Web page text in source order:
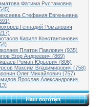
Фатима Рустамовна
Стефания Евгеньевна
Геннадий Романович
Кирилл Константинович
Платон Павлович (935)
Егор Андреевич (869)
Роман Юрьевич (806)
Максим Владимирович (758)
Олег Михайлович (757)
Ярослав Александрович
Наш логотип